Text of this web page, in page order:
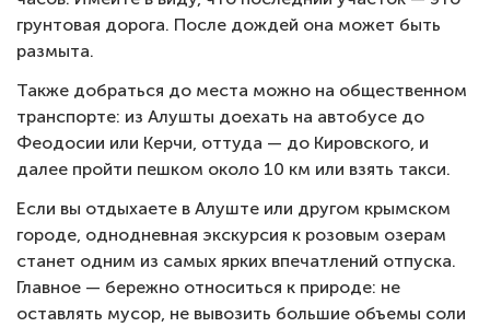
грунтовая дорога. После дождей она может быть
размыта.
Также добраться до места можно на общественном
транспорте: из Алушты доехать на автобусе до
Феодосии или Керчи, оттуда — до Кировского, и
далее пройти пешком около 10 км или взять такси.
Если вы отдыхаете в Алуште или другом крымском
городе, однодневная экскурсия к розовым озерам
станет одним из самых ярких впечатлений отпуска.
Главное — бережно относиться к природе: не
оставлять мусор, не вывозить большие объемы соли